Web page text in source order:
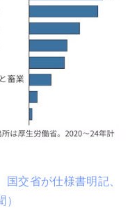
交省が仕様書明記、